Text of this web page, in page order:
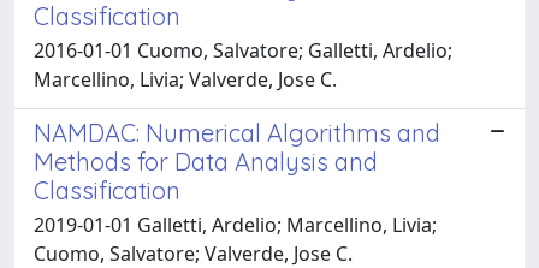
Classification
2016-01-01 Cuomo, Salvatore; Galletti, Ardelio;
Marcellino, Livia; Valverde, Jose C.
NAMDAC: Numerical Algorithms and
Methods for Data Analysis and
Classification
2019-01-01 Galletti, Ardelio; Marcellino, Livia;
Cuomo, Salvatore; Valverde, Jose C.